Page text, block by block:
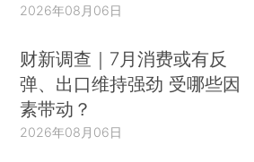
2026年08月06日
财新调查｜7月消费或有反
弹、出口维持强劲 受哪些因
素带动？
2026年08月06日